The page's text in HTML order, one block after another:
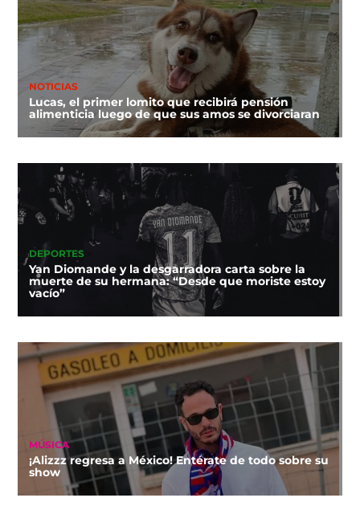
NOTICIAS
Lucas, el primer lomito que recibirá pensión
alimenticia luego de que sus amos se divorciaran
DEPORTES
Yan Diomande y la desgarradora carta sobre la
muerte de su hermana: “Desde que moriste estoy
vacío”
MÚSICA
¡Alizzz regresa a México! Entérate de todo sobre su
show